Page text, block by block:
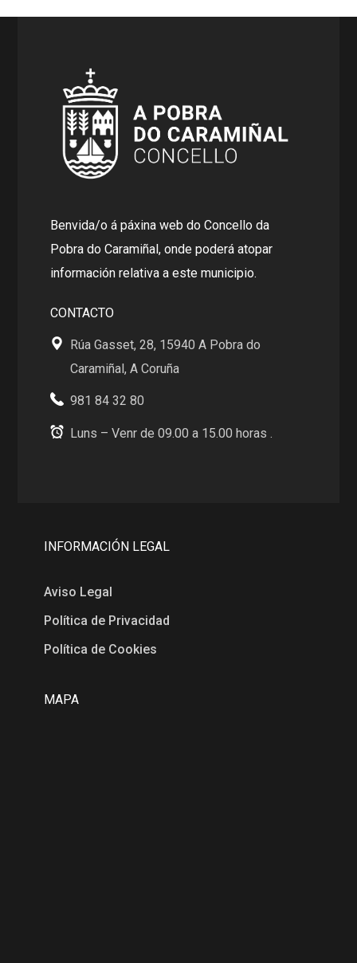
Benvida/o á páxina web do Concello da
Pobra do Caramiñal, onde poderá atopar
información relativa a este municipio.
CONTACTO
Rúa Gasset, 28, 15940 A Pobra do
Caramiñal, A Coruña
981 84 32 80
Luns – Venr de 09.00 a 15.00 horas .
INFORMACIÓN LEGAL
Aviso Legal
Política de Privacidad
Política de Cookies
MAPA